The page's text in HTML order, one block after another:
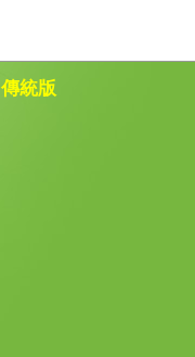
傳統版